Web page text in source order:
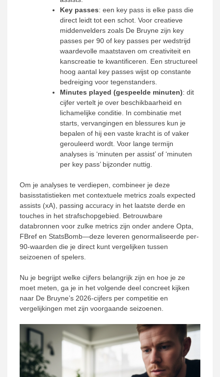
Key passes: een key pass is elke pass die
direct leidt tot een schot. Voor creatieve
middenvelders zoals De Bruyne zijn key
passes per 90 of key passes per wedstrijd
waardevolle maatstaven om creativiteit en
kanscreatie te kwantificeren. Een structureel
hoog aantal key passes wijst op constante
bedreiging voor tegenstanders.
Minutes played (gespeelde minuten): dit
cijfer vertelt je over beschikbaarheid en
lichamelijke conditie. In combinatie met
starts, vervangingen en blessures kun je
bepalen of hij een vaste kracht is of vaker
gerouleerd wordt. Voor lange termijn
analyses is ‘minuten per assist’ of ‘minuten
per key pass’ bijzonder nuttig.
Om je analyses te verdiepen, combineer je deze
basisstatistieken met contextuele metrics zoals expected
assists (xA), passing accuracy in het laatste derde en
touches in het strafschopgebied. Betrouwbare
databronnen voor zulke metrics zijn onder andere Opta,
FBref en StatsBomb—deze leveren genormaliseerde per-
90-waarden die je direct kunt vergelijken tussen
seizoenen of spelers.
Nu je begrijpt welke cijfers belangrijk zijn en hoe je ze
moet meten, ga je in het volgende deel concreet kijken
naar De Bruyne’s 2026-cijfers per competitie en
vergelijkingen met zijn voorgaande seizoenen.